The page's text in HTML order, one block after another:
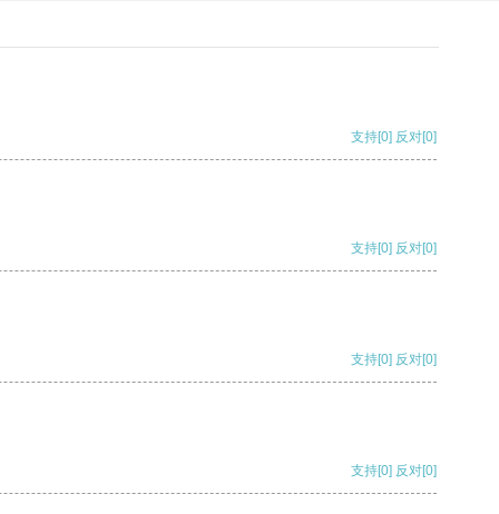
支持[0] 反对[0]
支持[0] 反对[0]
支持[0] 反对[0]
支持[0] 反对[0]